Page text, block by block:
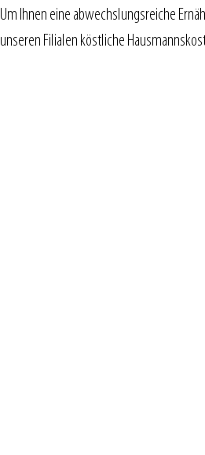
Um Ihnen eine abwechslungsreiche
unseren Filialen köstliche